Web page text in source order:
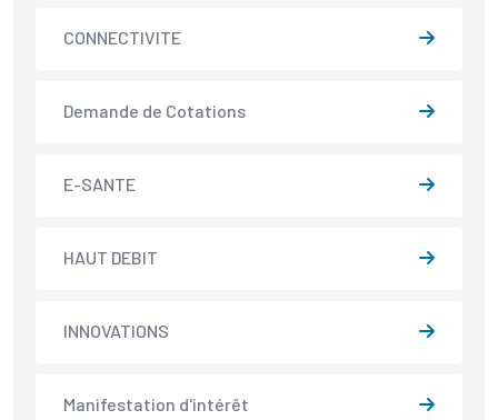
CONNECTIVITE
Demande de Cotations
E-SANTE
HAUT DEBIT
INNOVATIONS
Manifestation d'intérêt